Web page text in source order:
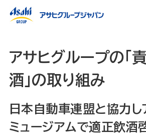
アサヒグループの「
酒」の取り組み
日本自動車連盟と協力し
ミュージアムで適正飲酒